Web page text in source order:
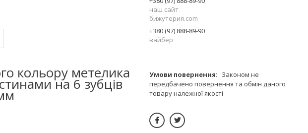
кольору метелика
на 6 зубців
наш сайт
бижутерия.com
+380 (97) 888-89-90
вайбер
Законом не
передбачено повернення та обмін даного
товару належної якості